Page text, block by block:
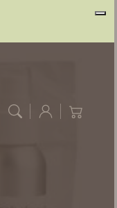
Accedi Carrello